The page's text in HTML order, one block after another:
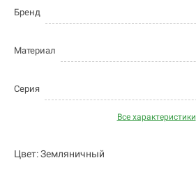
Бренд
Материал
Серия
Все характеристики
Цвет: Земляничный